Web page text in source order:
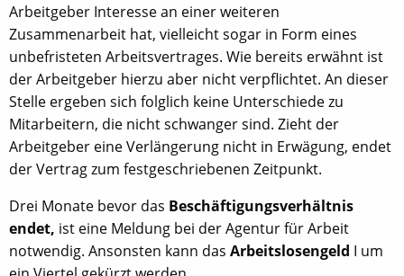
Arbeitgeber Interesse an einer weiteren
Zusammenarbeit hat, vielleicht sogar in Form eines
unbefristeten Arbeitsvertrages. Wie bereits erwähnt ist
der Arbeitgeber hierzu aber nicht verpflichtet. An dieser
Stelle ergeben sich folglich keine Unterschiede zu
Mitarbeitern, die nicht schwanger sind. Zieht der
Arbeitgeber eine Verlängerung nicht in Erwägung, endet
der Vertrag zum festgeschriebenen Zeitpunkt.
Drei Monate bevor das Beschäftigungsverhältnis
endet, ist eine Meldung bei der Agentur für Arbeit
notwendig. Ansonsten kann das Arbeitslosengeld I um